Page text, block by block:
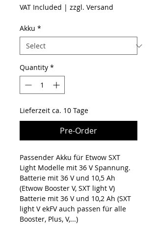
VAT Included | zzgl. Versand
Akku *
Quantity *
Lieferzeit ca. 10 Tage
Pre-Order
Passender Akku für Etwow SXT
Light Modelle mit 36 V Spannung.
Batterie mit 36 V und 10,5 Ah
(Etwow Booster V, SXT light V)
Batterie mit 36 V und 10,2 Ah (SXT
light V ekFV auch passen für alle
Booster, Plus, V,...)